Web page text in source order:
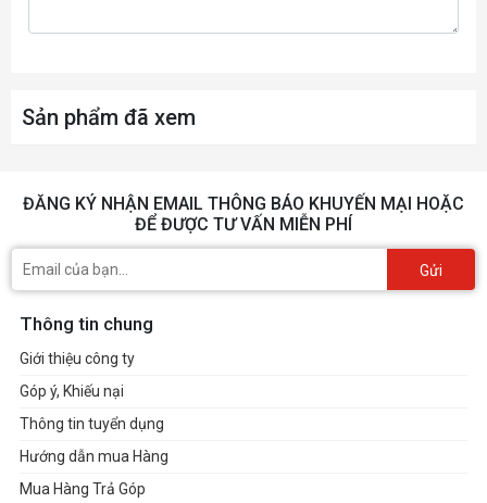
Sản phẩm đã xem
ĐĂNG KÝ NHẬN EMAIL THÔNG BÁO KHUYẾN MẠI HOẶC
ĐỂ ĐƯỢC TƯ VẤN MIỄN PHÍ
Gửi
Thông tin chung
Giới thiệu công ty
Góp ý, Khiếu nại
Thông tin tuyển dụng
Hướng dẫn mua Hàng
Mua Hàng Trả Góp